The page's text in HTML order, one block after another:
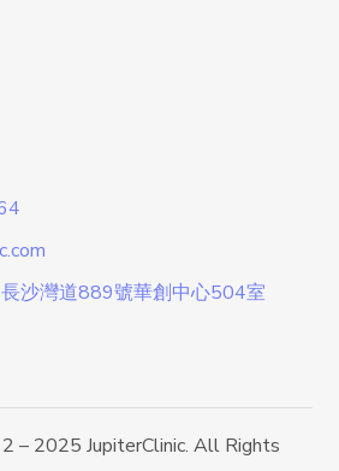
沙灣道889號華創中心504室
– 2025 JupiterClinic. All Rights